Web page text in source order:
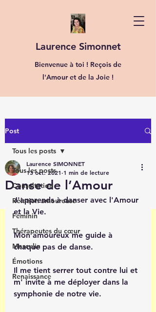
Laurence Simonnet
Bienvenue à toi ! Reçois de
l'Amour et de la Joie !
Post
Tous les posts
Consultation
Relation amoureuse
Féminin
Thérapeutes du cœur
Masculin
Émotions
Renaissance
Tous les posts
Danse de l’Amour
Laurence SIMONNET
13 oct. 2021 1 min de lecture
J'apprends à danser avec l'Amour
et la Vie.
Mon amoureux me guide à
chaque pas de danse.
Il me tient serrer tout contre lui et
m' invite à me déployer dans la
symphonie de notre vie.